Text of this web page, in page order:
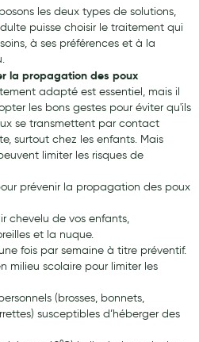
les deux types de solutions,
puisse choisir le traitement qui
à ses préférences et à la
la propagation des poux
adapté est essentiel, mais il
les bons gestes pour éviter qu'ils
se transmettent par contact
surtout chez les enfants. Mais
limiter les risques de
prévenir la propagation des poux
chevelu de vos enfants,
et la nuque.
fois par semaine à titre préventif.
milieu scolaire pour limiter les
(brosses, bonnets,
susceptibles d’héberger des